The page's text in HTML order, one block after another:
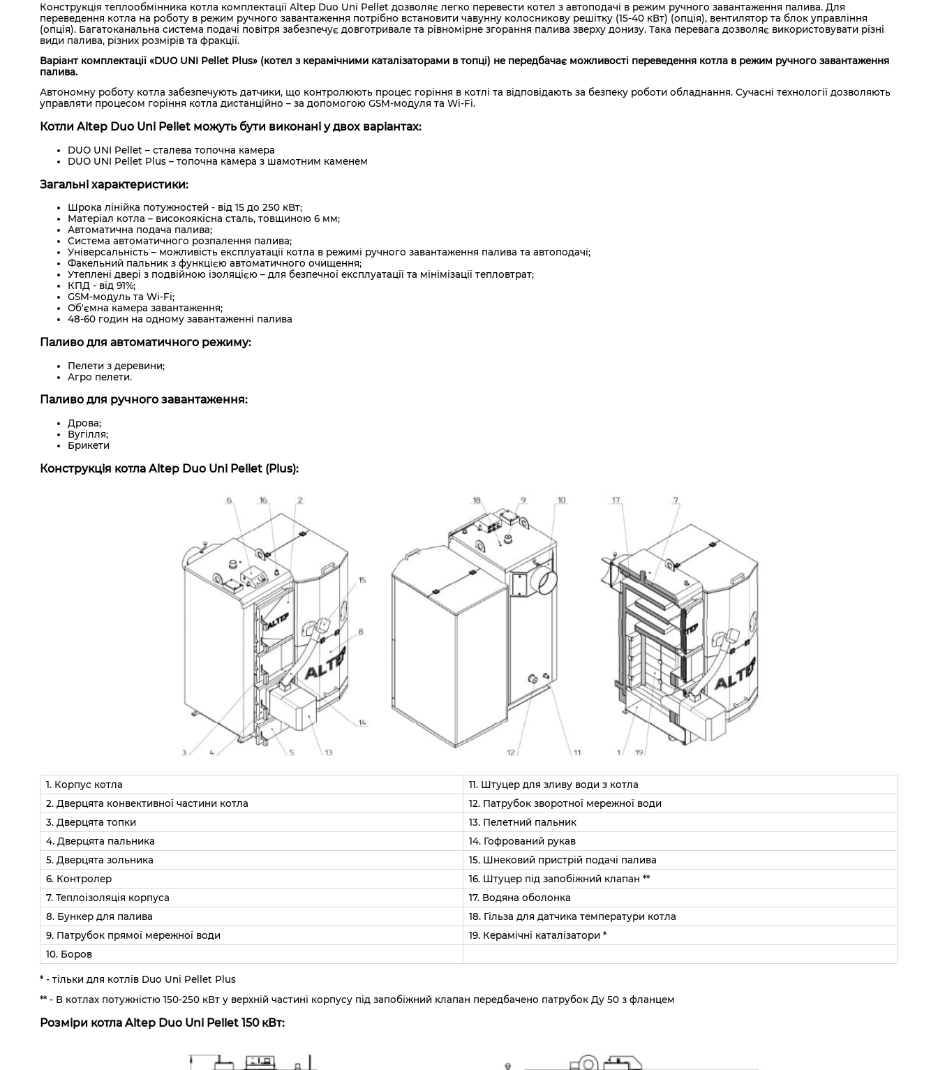
Конструкція теплообмінника котла комплектації Altep Duo Uni Pellet дозволяє легко перевести котел з автоподачі в режим ручного завантаження палива. Для
переведення котла на роботу в режим ручного завантаження потрібно встановити чавунну колосникову решітку (15-40 кВт) (опція), вентилятор та блок управління
(опція). Багатоканальна система подачі повітря забезпечує довготривале та рівномірне згорання палива зверху донизу. Така перевага дозволяє використовувати різні
види палива, різних розмірів та фракції.
Варіант комплектації «DUO UNI Pellet Plus» (котел з керамічними каталізаторами в топці) не передбачає можливості переведення котла в режим ручного завантаження
палива.
Автономну роботу котла забезпечують датчики, що контролюють процес горіння в котлі та відповідають за безпеку роботи обладнання. Сучасні технології дозволяють
управляти процесом горіння котла дистанційно – за допомогою GSM-модуля та Wi-Fi.
Котли Altep Duo Uni Pellet можуть бути виконані у двох варіантах:
DUO UNI Pellet – сталева топочна камера
DUO UNI Pellet Plus – топочна камера з шамотним каменем
Загальні характеристики:
Шрока лінійка потужностей - від 15 до 250 кВт;
Матеріал котла – високоякісна сталь, товщиною 6 мм;
Автоматична подача палива;
Система автоматичного розпалення палива;
Універсальність – можливість експлуатації котла в режимі ручного завантаження палива та автоподачі;
Факельний пальник з функцією автоматичного очищення;
Утеплені двері з подвійною ізоляцією – для безпечної експлуатації та мінімізації тепловтрат;
КПД - від 91%;
GSM-модуль та Wi-Fi;
Об'ємна камера завантаження;
48-60 годин на одному завантаженні палива
Паливо для автоматичного режиму:
Пелети з деревини;
Агро пелети.
Паливо для ручного завантаження:
Дрова;
Вугілля;
Брикети
Конструкція котла Altep Duo Uni Pellet (Plus):
1. Корпус котла
11. Штуцер для зливу води з котла
2. Дверцята конвективної частини котла
12. Патрубок зворотної мережної води
3. Дверцята топки
13. Пелетний пальник
4. Дверцята пальника
14. Гофрований рукав
5. Дверцята зольника
15. Шнековий пристрій подачі палива
6. Контролер
16. Штуцер під запобіжний клапан **
7. Теплоізоляція корпуса
17. Водяна оболонка
8. Бункер для палива
18. Гільза для датчика температури котла
9. Патрубок прямої мережної води
19. Керамічні каталізатори *
10. Боров
* - тільки для котлів Duo Uni Pellet Plus
** - В котлах потужністю 150-250 кВт у верхній частині корпусу під запобіжний клапан передбачено патрубок Ду 50 з фланцем
Розміри котла Altep Duo Uni Pellet 150 кВт: